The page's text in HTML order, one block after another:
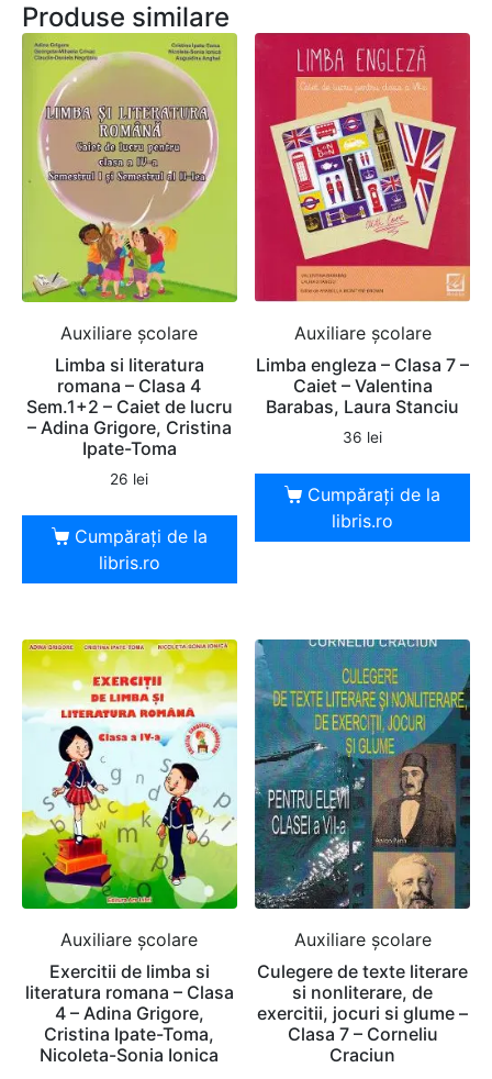
Produse similare
Auxiliare şcolare
Limba si literatura
romana – Clasa 4
Sem.1+2 – Caiet de lucru
– Adina Grigore, Cristina
Ipate-Toma
26 lei
Cumpărați de la
libris.ro
Auxiliare şcolare
Limba engleza – Clasa 7 –
Caiet – Valentina
Barabas, Laura Stanciu
36 lei
Cumpărați de la
libris.ro
Auxiliare şcolare
Exercitii de limba si
literatura romana – Clasa
4 – Adina Grigore,
Cristina Ipate-Toma,
Nicoleta-Sonia Ionica
Auxiliare şcolare
Culegere de texte literare
si nonliterare, de
exercitii, jocuri si glume –
Clasa 7 – Corneliu
Craciun